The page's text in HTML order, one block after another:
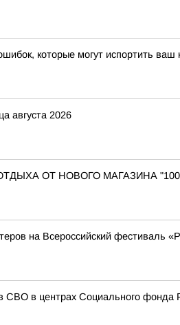
которые могут испортить ваш
августа 2026
ОТ НОВОГО МАГАЗИНА
на Всероссийский фестиваль
СВО в центрах Социального фонда